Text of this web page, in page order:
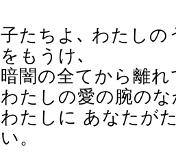
子たちよ､ わたしの
をもうけ､
暗闇の全てから離
わたしの愛の腕の
わたしに あなたが
い。